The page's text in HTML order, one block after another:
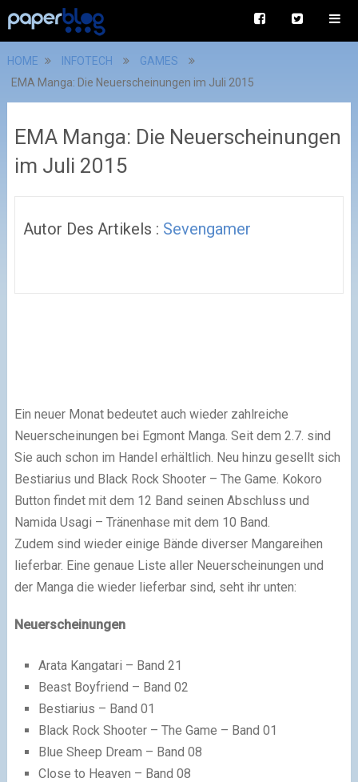
HOME INFOTECH
GAMES
EMA Manga: Die Neuerscheinungen im Juli 2015
EMA Manga: Die Neuerscheinungen
im Juli 2015
Autor Des Artikels : Sevengamer
Ein neuer Monat bedeutet auch wieder zahlreiche
Neuerscheinungen bei Egmont Manga. Seit dem 2.7. sind
Sie auch schon im Handel erhältlich. Neu hinzu gesellt sich
Bestiarius und Black Rock Shooter – The Game. Kokoro
Button findet mit dem 12 Band seinen Abschluss und
Namida Usagi – Tränenhase mit dem 10 Band.
Zudem sind wieder einige Bände diverser Mangareihen
lieferbar. Eine genaue Liste aller Neuerscheinungen und
der Manga die wieder lieferbar sind, seht ihr unten:
Neuerscheinungen
Arata Kangatari – Band 21
Beast Boyfriend – Band 02
Bestiarius – Band 01
Black Rock Shooter – The Game – Band 01
Blue Sheep Dream – Band 08
Close to Heaven – Band 08